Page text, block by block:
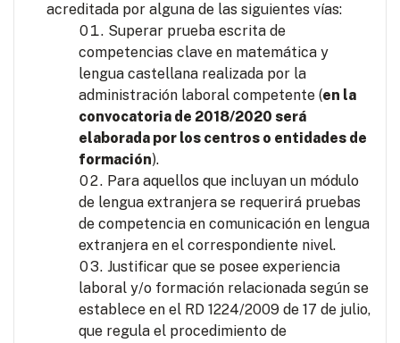
acreditada por alguna de las siguientes vías:
Superar prueba escrita de
competencias clave en matemática y
lengua castellana realizada por la
administración laboral competente (en la
convocatoria de 2018/2020 será
elaborada por los centros o entidades de
formación).
Para aquellos que incluyan un módulo
de lengua extranjera se requerirá pruebas
de competencia en comunicación en lengua
extranjera en el correspondiente nivel.
Justificar que se posee experiencia
laboral y/o formación relacionada según se
establece en el RD 1224/2009 de 17 de julio,
que regula el procedimiento de